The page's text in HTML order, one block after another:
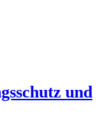
und